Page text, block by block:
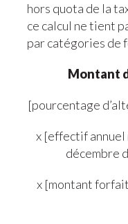
hors quota de la
ce calcul ne tient
par catégories de
Montant
[pourcentage
x [effectif annuel
décembre
x [montant